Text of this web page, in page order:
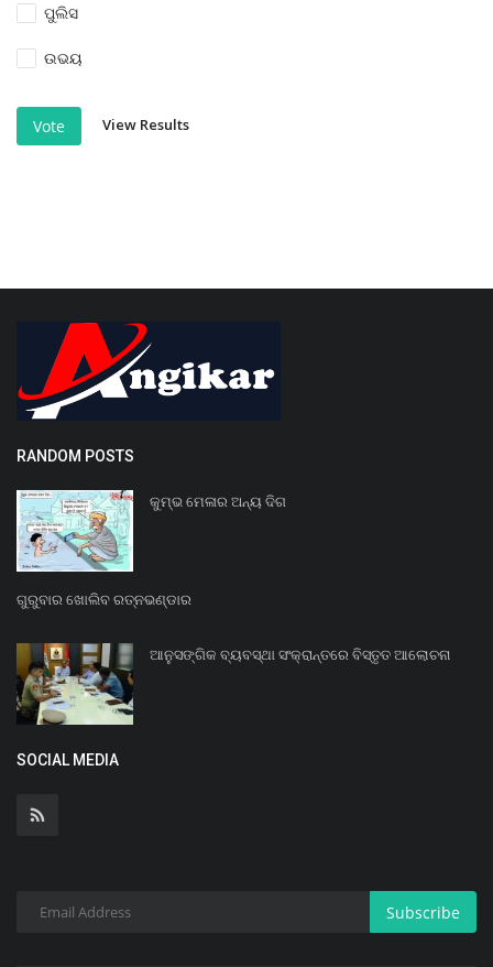
ପୁଲିସ
ଉଭୟ
Vote View Results
RANDOM POSTS
କୁମ୍ଭ ମେଳାର ଅନ୍ୟ ଦିଗ
ଗୁରୁବାର ଖୋଲିବ ରତ୍ନଭଣ୍ଡାର
ଆନୁସଙ୍ଗିକ ବ୍ୟବସ୍ଥା ସଂକ୍ରାନ୍ତରେ ବିସ୍ତୃତ ଆଲୋଚନା
SOCIAL MEDIA
Subscribe